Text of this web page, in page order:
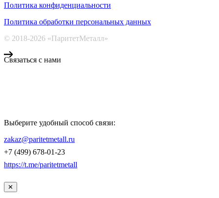
Политика конфиденциальности
Политика обработки персональных данных
© 2018-2026 «ПаритетМеталл»
Связаться с нами
Выберите удобный способ связи:
zakaz@paritetmetall.ru
+7 (499) 678-01-23
https://t.me/paritetmetall
✕